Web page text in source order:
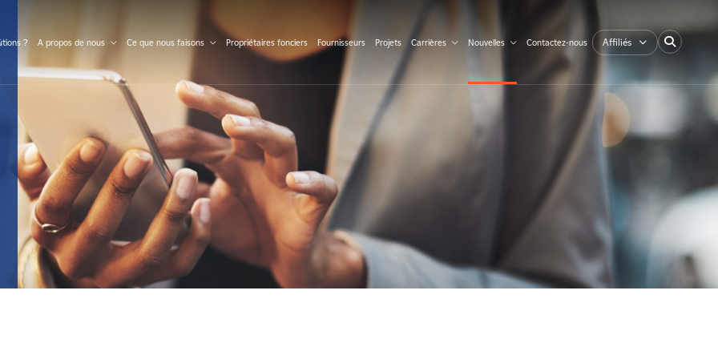
? A propos de nous Ce que nous faisons Propriétaires fonciers Fournisseurs Projets Carrières Nouvelles Contactez-nous Affiliés